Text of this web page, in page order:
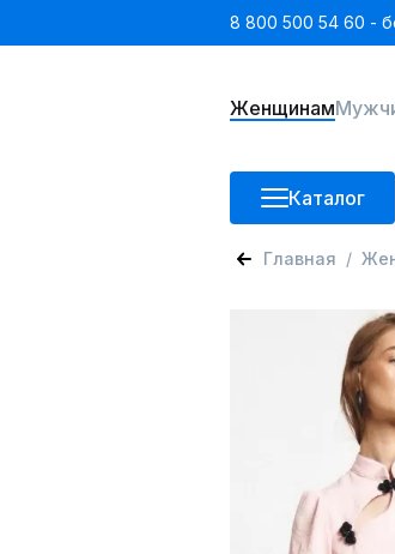
8 800 500 54 60 -
Женщинам
Каталог
Главная